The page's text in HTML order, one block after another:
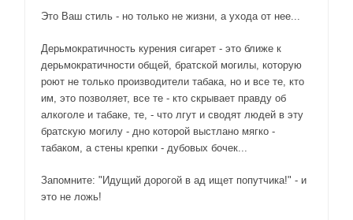
Это Ваш стиль - но только не жизни, а ухода от нее...
Дерьмократичность курения сигарет - это ближе к
дерьмократичности общей, братской могилы, которую
роют не только производители табака, но и все те, кто
им, это позволяет, все те - кто скрывает правду об
алкоголе и табаке, те, - что лгут и сводят людей в эту
братскую могилу - дно которой выстлано мягко -
табаком, а стены крепки - дубовых бочек...
Запомните: "Идущий дорогой в ад ищет попутчика!" - и
это не ложь!